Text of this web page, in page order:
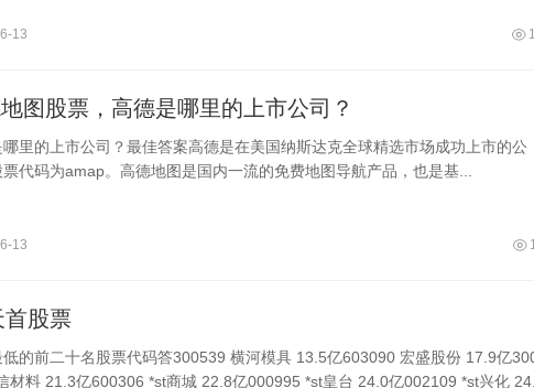
13
图股票，高德是哪里的上市公司？
里的上市公司？最佳答案高德是在美国纳斯达克全球精选市场成功上市的公
代码为amap。高德地图是国内一流的免费地图导航产品，也是基...
13
首股票
低的前二十名股票代码答300539 横河模具 13.5亿603090 宏盛股份 17.9亿
材料 21.3亿600306 *st商城 22.8亿000995 *st皇台 24.0亿002109 *st兴化